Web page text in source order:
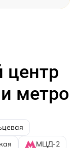
метро
МЦД-2